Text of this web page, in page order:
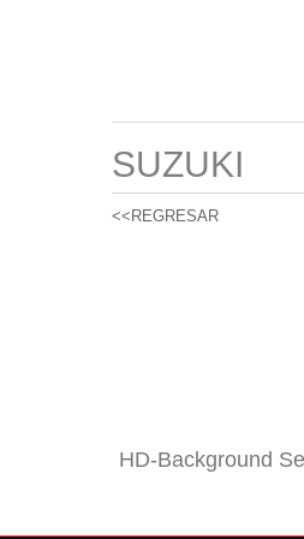
SUZUKI
<<REGRESAR
HD-Background